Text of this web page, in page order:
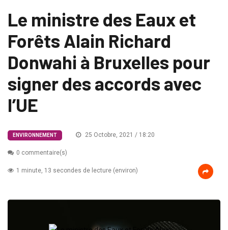
Le ministre des Eaux et
Forêts Alain Richard
Donwahi à Bruxelles pour
signer des accords avec
l’UE
ENVIRONNEMENT 25 Octobre, 2021 / 18:20
0 commentaire(s)
1 minute, 13 secondes de lecture (environ)